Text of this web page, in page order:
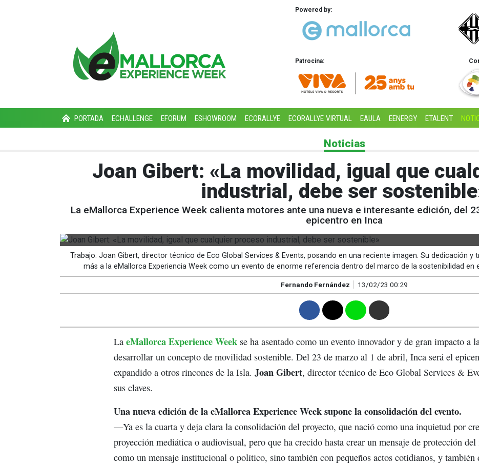
Powered by:
Patrocina:
PORTADA ECHALLENGE EFORUM ESHOWROOM ECORALLYE ECORALLYE VIRTUAL EAULA EENERGY ETALENT
Noticias
Joan Gibert: «La movilidad, igual que
industrial, debe ser
La eMallorca Experience Week calienta motores ante una nueva e interesante edición, del
epicentro en Inca
Trabajo. Joan Gibert, director técnico de Eco Global Services & Events, posando en una reciente imagen. Su dedicación
más a la eMallorca Experiencia Week como un evento de enorme referencia dentro del marco de la sostenibilidad en
Fernando Fernández 13/02/23 00:29
La eMallorca Experience Week se ha asentado como un evento innovador y de gran impacto a
desarrollar un concepto de movilidad sostenible. Del 23 de marzo al 1 de abril, Inca será el
expandido a otros rincones de la Isla. Joan Gibert, director técnico de Eco Global Services &
sus claves.
Una nueva edición de la eMallorca Experience Week supone la consolidación del evento.
—Ya es la cuarta y deja clara la consolidación del proyecto, que nació como una inquietud por
proyección mediática o audiovisual, pero que ha crecido hasta crear un mensaje de protección
como un mensaje institucional o político, sino también con pequeños actos cotidianos, y también